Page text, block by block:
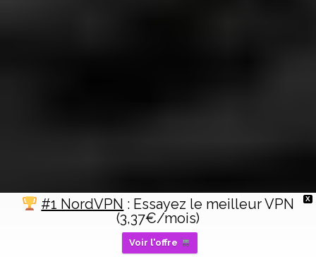
X
#1 NordVPN : Essayez le meilleur VPN
(3,37€/mois)
Voir l'offre